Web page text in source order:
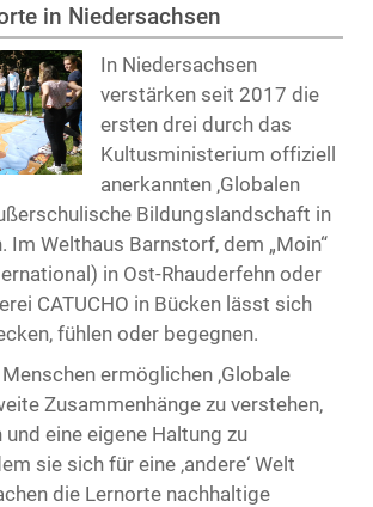
in Niedersachsen
In Niedersachsen
verstärken seit 2017 die
ersten drei durch das
Kultusministerium offiziell
anerkannten ‚Globalen
Bildungslandschaft in
Im Welthaus Barnstorf, dem „Moin“
in Ost-Rhauderfehn oder
CATUCHO in Bücken lässt sich
fühlen oder begegnen.
ermöglichen ‚Globale
Zusammenhänge zu verstehen,
eine eigene Haltung zu
sie sich für eine ‚andere‘ Welt
die Lernorte nachhaltige